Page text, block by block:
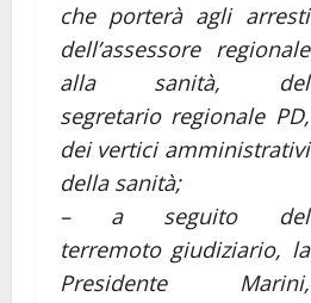
che porterà agli arresti
dell’assessore regionale
alla sanità, del
segretario regionale PD,
dei vertici amministrativi
della sanità;
– a seguito del
terremoto giudiziario, la
Presidente Marini,